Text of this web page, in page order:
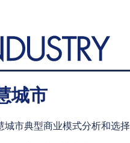
城市
城市典型商业模式分析和选择